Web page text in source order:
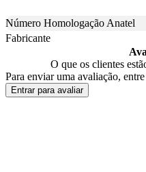
Número Homologação Anatel
Fabricante
O que os clientes
Para enviar uma avaliação,
Entrar para avaliar